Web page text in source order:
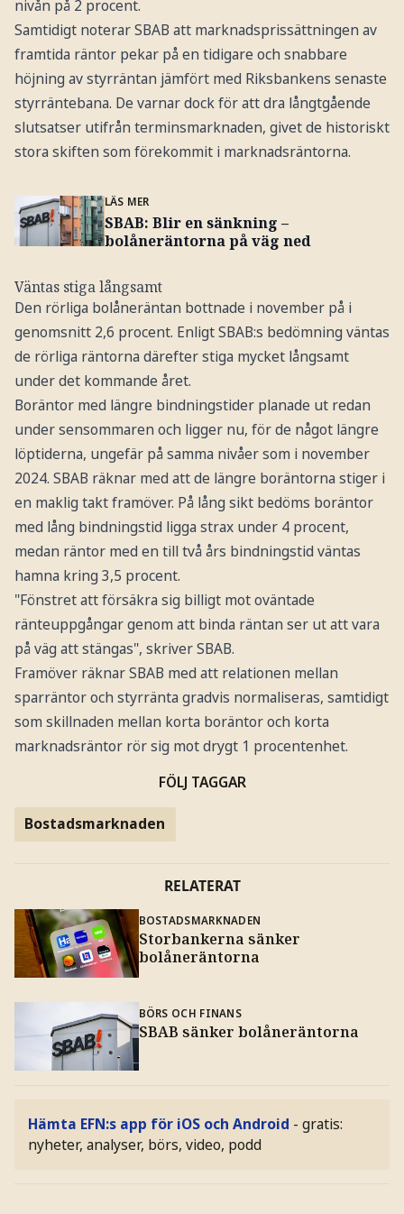
nivån på 2 procent.
Samtidigt noterar SBAB att marknadsprissättningen av
framtida räntor pekar på en tidigare och snabbare
höjning av styrräntan jämfört med Riksbankens senaste
styrräntebana. De varnar dock för att dra långtgående
slutsatser utifrån terminsmarknaden, givet de historiskt
stora skiften som förekommit i marknadsräntorna.
LÄS MER
SBAB: Blir en sänkning –
bolåneräntorna på väg ned
Väntas stiga långsamt
Den rörliga bolåneräntan bottnade i november på i
genomsnitt 2,6 procent. Enligt SBAB:s bedömning väntas
de rörliga räntorna därefter stiga mycket långsamt
under det kommande året.
Boräntor med längre bindningstider planade ut redan
under sensommaren och ligger nu, för de något längre
löptiderna, ungefär på samma nivåer som i november
2024. SBAB räknar med att de längre boräntorna stiger i
en maklig takt framöver. På lång sikt bedöms boräntor
med lång bindningstid ligga strax under 4 procent,
medan räntor med en till två års bindningstid väntas
hamna kring 3,5 procent.
"Fönstret att försäkra sig billigt mot oväntade
ränteuppgångar genom att binda räntan ser ut att vara
på väg att stängas", skriver SBAB.
Framöver räknar SBAB med att relationen mellan
sparräntor och styrränta gradvis normaliseras, samtidigt
som skillnaden mellan korta boräntor och korta
marknadsräntor rör sig mot drygt 1 procentenhet.
FÖLJ TAGGAR
Bostadsmarknaden
RELATERAT
BOSTADSMARKNADEN
Storbankerna sänker
bolåneräntorna
BÖRS OCH FINANS
SBAB sänker bolåneräntorna
Hämta EFN:s app för iOS och Android - gratis:
nyheter, analyser, börs, video, podd